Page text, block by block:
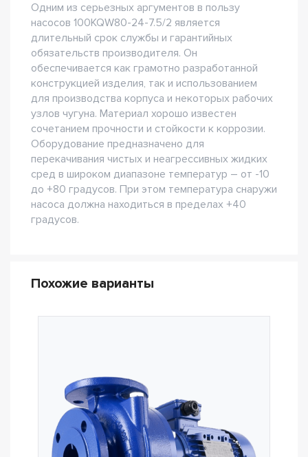
Одним из серьезных аргументов в пользу
насосов 100KQW80-24-7.5/2 является
длительный срок службы и гарантийных
обязательств производителя. Он
обеспечивается как грамотно разработанной
конструкцией изделия, так и использованием
для производства корпуса и некоторых рабочих
узлов чугуна. Материал хорошо известен
сочетанием прочности и стойкости к коррозии.
Оборудование предназначено для
перекачивания чистых и неагрессивных жидких
сред в широком диапазоне температур – от -10
до +80 градусов. При этом температура снаружи
насоса должна находиться в пределах +40
градусов.
Похожие варианты